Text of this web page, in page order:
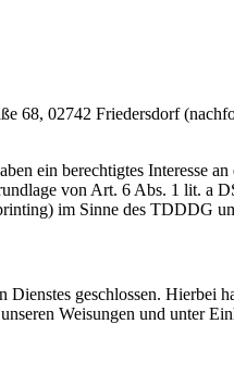
02742 Friedersdorf
berechtigtes Interesse an
von Art. 6 Abs. 1 lit.
im Sinne des TDDDG
geschlossen. Hierbei
Weisungen und unter